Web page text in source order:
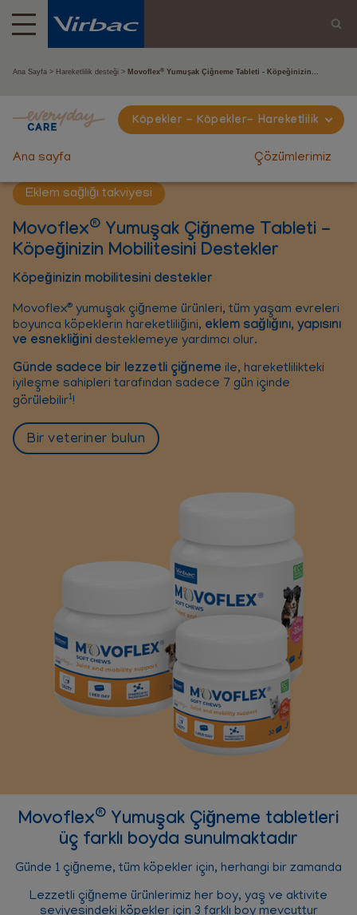
Ana Sayfa Hareketlilik desteği Movoflex® Yumuşak Çiğneme Tableti - Köpeğinizin...
Köpekler - Köpekler- Hareketlilik
Ana sayfa Çözümlerimiz
Eklem sağlığı takviyesi
Movoflex® Yumuşak Çiğneme Tableti -
Köpeğinizin Mobilitesini Destekler
Köpeğinizin mobilitesini destekler
Movoflex® yumuşak çiğneme ürünleri, tüm yaşam evreleri
boyunca köpeklerin hareketliliğini, eklem sağlığını, yapısını
ve esnekliğini desteklemeye yardımcı olur.
Günde sadece bir lezzetli çiğneme ile, hareketlilikteki
iyileşme sahipleri tarafından sadece 7 gün içinde
görülebilir1!
Bir veteriner bulun
Movoflex® Yumuşak Çiğneme tabletleri
üç farklı boyda sunulmaktadır
Günde 1 çiğneme, tüm köpekler için, herhangi bir zamanda
Lezzetli çiğneme ürünlerimiz her boy, yaş ve aktivite
seviyesindeki köpekler için 3 farklı boy mevcuttur